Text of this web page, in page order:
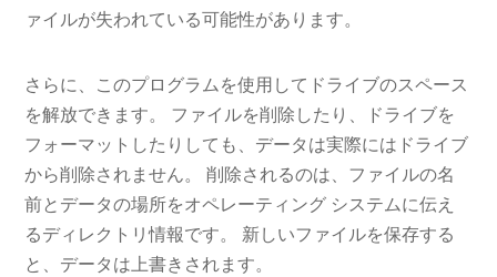
ァイルが失われている可能性があります。
さらに、このプログラムを使用してドライブのスペース
を解放できます。 ファイルを削除したり、ドライブを
フォーマットしたりしても、データは実際にはドライブ
から削除されません。 削除されるのは、ファイルの名
前とデータの場所をオペレーティング システムに伝え
るディレクトリ情報です。 新しいファイルを保存する
と、データは上書きされます。